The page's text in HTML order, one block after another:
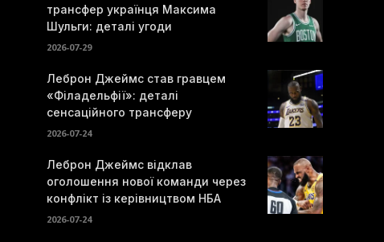
трансфер українця Максима
Шульги: деталі угоди
2026-07-29
Леброн Джеймс став гравцем
«Філадельфії»: деталі
сенсаційного трансферу
2026-07-24
Леброн Джеймс відклав
оголошення нової команди через
конфлікт із керівництвом НБА
2026-07-24